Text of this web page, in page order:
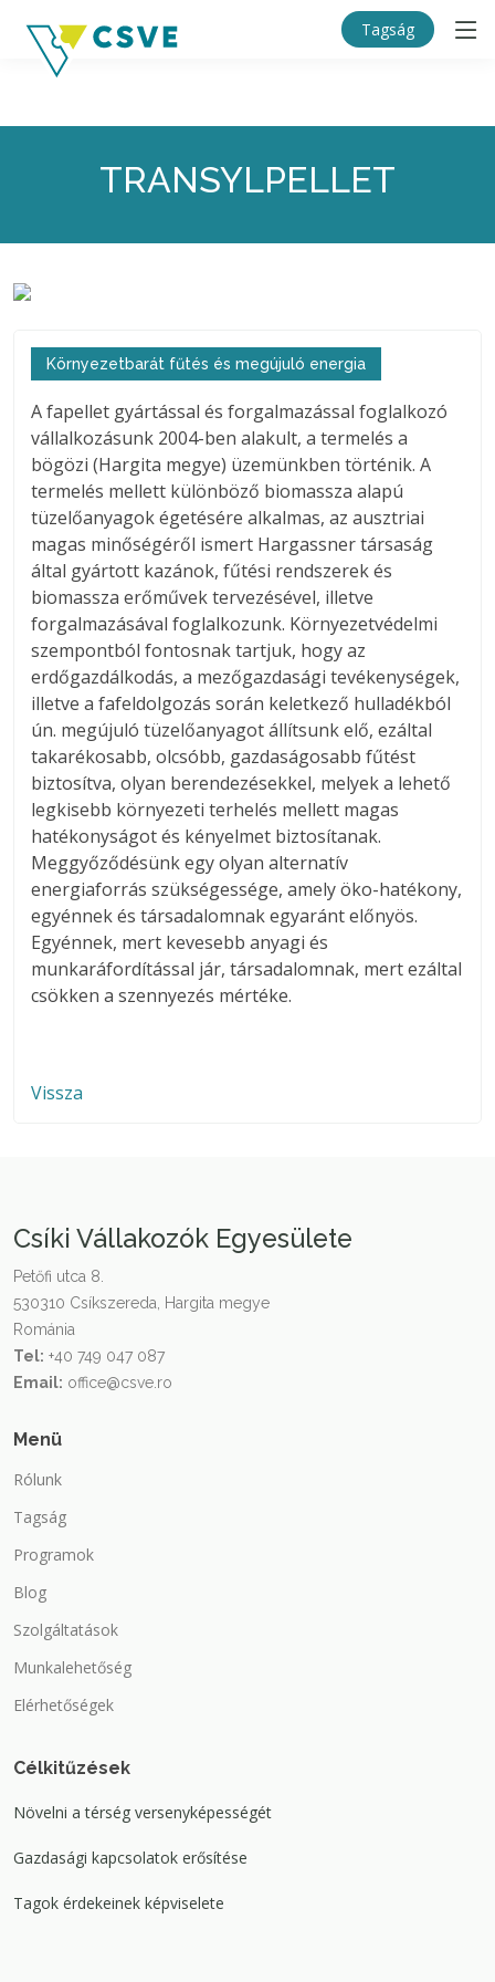
Tagság
TRANSYLPELLET
Környezetbarát fűtés és megújuló energia
A fapellet gyártással és forgalmazással foglalkozó
vállalkozásunk 2004-ben alakult, a termelés a
bögözi (Hargita megye) üzemünkben történik. A
termelés mellett különböző biomassza alapú
tüzelőanyagok égetésére alkalmas, az ausztriai
magas minőségéről ismert Hargassner társaság
által gyártott kazánok, fűtési rendszerek és
biomassza erőművek tervezésével, illetve
forgalmazásával foglalkozunk. Környezetvédelmi
szempontból fontosnak tartjuk, hogy az
erdőgazdálkodás, a mezőgazdasági tevékenységek,
illetve a fafeldolgozás során keletkező hulladékból
ún. megújuló tüzelőanyagot állítsunk elő, ezáltal
takarékosabb, olcsóbb, gazdaságosabb fűtést
biztosítva, olyan berendezésekkel, melyek a lehető
legkisebb környezeti terhelés mellett magas
hatékonyságot és kényelmet biztosítanak.
Meggyőződésünk egy olyan alternatív
energiaforrás szükségessége, amely öko-hatékony,
egyénnek és társadalomnak egyaránt előnyös.
Egyénnek, mert kevesebb anyagi és
munkaráfordítással jár, társadalomnak, mert ezáltal
csökken a szennyezés mértéke.
Vissza
Csíki Vállakozók Egyesülete
Petőfi utca 8.
530310 Csíkszereda, Hargita megye
Románia
Tel: +40 749 047 087
Email: office@csve.ro
Menü
Rólunk
Tagság
Programok
Blog
Szolgáltatások
Munkalehetőség
Elérhetőségek
Célkitűzések
Növelni a térség versenyképességét
Gazdasági kapcsolatok erősítése
Tagok érdekeinek képviselete